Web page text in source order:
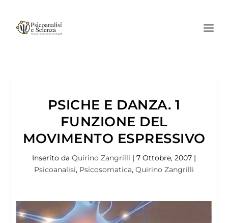
PSICHE E DANZA. 1
FUNZIONE DEL
MOVIMENTO ESPRESSIVO
Inserito da Quirino Zangrilli | 7 Ottobre, 2007 |
Psicoanalisi, Psicosomatica, Quirino Zangrilli